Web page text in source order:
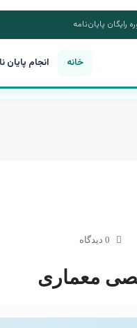
رایگان پایان‌نامه
خانه انجام پایان
0 دیدگاه
معماری